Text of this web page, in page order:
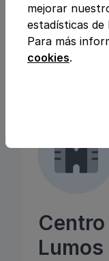
Lumos
mejorar
estadísticas de
Para más
cookies.